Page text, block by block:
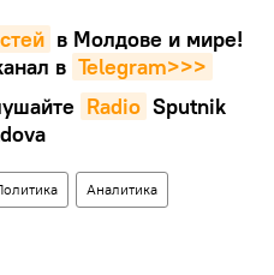
в Молдове и мире!
в Telegram>>>
Radio Sputnik
Аналитика